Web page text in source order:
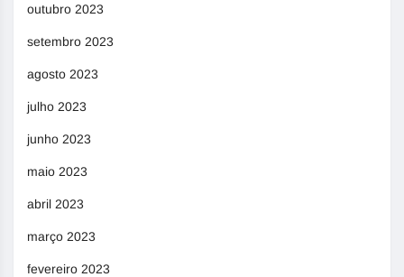
outubro 2023
setembro 2023
agosto 2023
julho 2023
junho 2023
maio 2023
abril 2023
março 2023
fevereiro 2023